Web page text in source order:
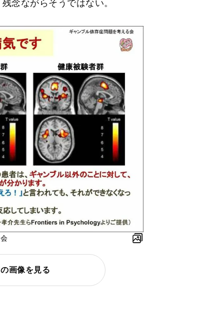
念ながらそうではない。
画像を見る